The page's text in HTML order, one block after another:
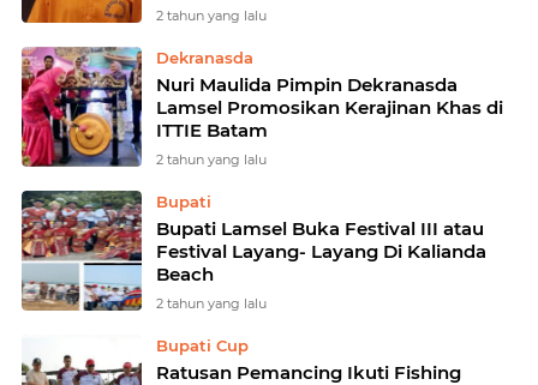
2 tahun yang lalu
Dekranasda
Nuri Maulida Pimpin Dekranasda
Lamsel Promosikan Kerajinan Khas di
ITTIE Batam
2 tahun yang lalu
Bupati
Bupati Lamsel Buka Festival III atau
Festival Layang- Layang Di Kalianda
Beach
2 tahun yang lalu
Bupati Cup
Ratusan Pemancing Ikuti Fishing